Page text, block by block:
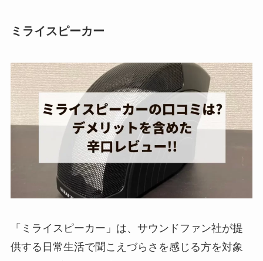
ミライスピーカー
「ミライスピーカー」は、サウンドファン社が提
供する日常生活で聞こえづらさを感じる方を対象